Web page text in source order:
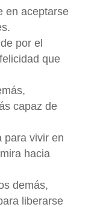
en aceptarse
por el
que
capaz de
para vivir en
hacia
demás,
liberarse